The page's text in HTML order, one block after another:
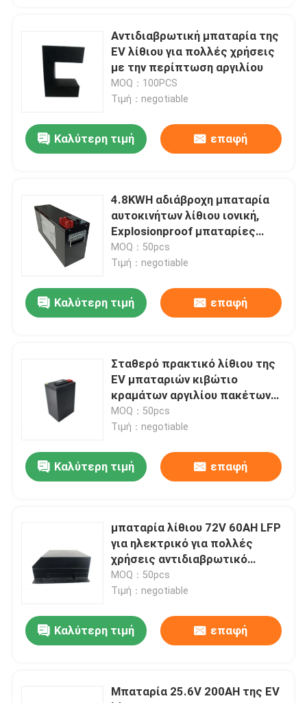
Βίντεο
Περίπου εμείς
Ποιοτικός έλεγχος
Επαφή ΗΠΑ
Ειδήσεις
Ηλιακός φορητός σταθμός παραγωγής ηλεκτρικού
Μπαταρία της EV λίθιου
Μπαταρία λιθίου LifeP04
Ηλεκτρική μπαταρία ποδηλάτων λίθιου
Υβριδικός ηλιακός αναστροφέας
Ιονική μπαταρία λίθιου
Αντιδιαβρωτική μπαταρία της
EV λίθιου για πολλές χρήσεις
με την περίπτωση αργιλίου
MOQ：100PCS
Τιμή：negotiable
Καλύτερη τιμή επαφή
4.8KWH αδιάβροχη μπαταρία
αυτοκινήτων λίθιου ιονική,
Explosionproof μπαταρίες
λίθιου δύναμης της EV
MOQ：50pcs
Τιμή：negotiable
Καλύτερη τιμή επαφή
Σταθερό πρακτικό λίθιου της
EV μπαταριών κιβώτιο
κραμάτων αργιλίου πακέτων
ματ μαύρο
MOQ：50pcs
Τιμή：negotiable
Καλύτερη τιμή επαφή
μπαταρία λίθιου 72V 60AH LFP
για ηλεκτρικό για πολλές
χρήσεις αντιδιαβρωτικό
αυτοκινήτων
MOQ：50pcs
Τιμή：negotiable
Καλύτερη τιμή επαφή
Μπαταρία 25.6V 200AH της EV